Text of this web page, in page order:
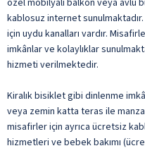
kablosuz internet
için uydu kanalları vardır.
imkânlar ve kolaylıklar
hizmeti verilmektedir.
Kiralık bisiklet gibi dinlenme
veya zemin katta teras ile
misafirler için ayrıca ücretsiz
hizmetleri ve bebek bakımı